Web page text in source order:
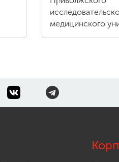
медицинского